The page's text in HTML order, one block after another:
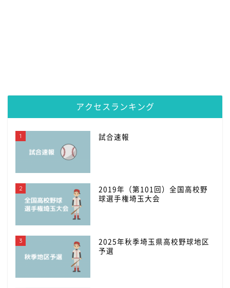
アクセスランキング
1 試合速報
2
2019年（第101回）全国高校野
球選手権埼玉大会
3
2025年秋季埼玉県高校野球地区
予選